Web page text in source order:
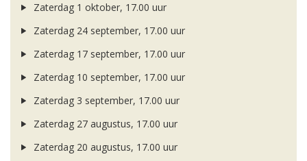
Zaterdag 1 oktober, 17.00 uur
Zaterdag 24 september, 17.00 uur
Zaterdag 17 september, 17.00 uur
Zaterdag 10 september, 17.00 uur
Zaterdag 3 september, 17.00 uur
Zaterdag 27 augustus, 17.00 uur
Zaterdag 20 augustus, 17.00 uur